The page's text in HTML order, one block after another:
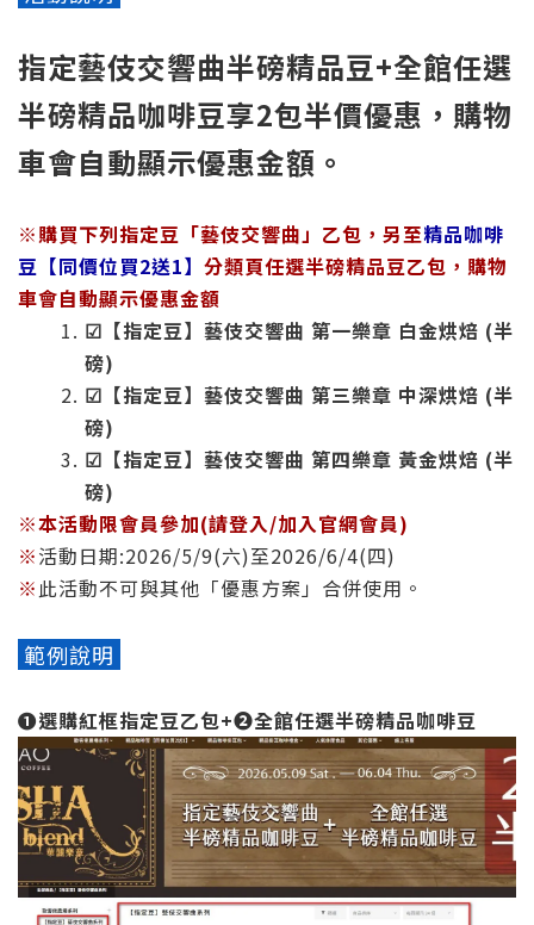
指定藝伎交響曲半磅精品豆+全館任選
半磅精品咖啡豆享2包半價優惠，購物
車會自動顯示優惠金額。
※購買下列指定豆「藝伎交響曲」乙包 ，另至精品咖啡
豆【同價位買2送1】 分類頁任選半磅精品豆乙包，購物
車會自動顯示優惠金額
☑【指定豆】藝伎交響曲 第一樂章 白金烘焙 (半
磅)
☑【指定豆】藝伎交響曲 第三樂章 中深烘焙 (半
磅)
☑【指定豆】藝伎交響曲 第四樂章 黃金烘焙 (半
磅)
※本活動限會員參加(請登入/加入官網會員)
※活動日期:2026/5/9(六)至2026/6/4(四)
※ 此活動不可與其他「優惠方案」合併使用。
範例說明
➊選購紅框指定豆乙包+➋全館任選半磅精品咖啡豆